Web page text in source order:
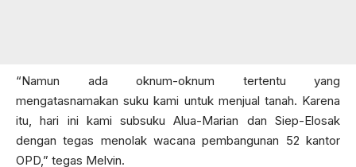
“Namun ada oknum-oknum tertentu yang
mengatasnamakan suku kami untuk menjual tanah. Karena
itu, hari ini kami subsuku Alua-Marian dan Siep-Elosak
dengan tegas menolak wacana pembangunan 52 kantor
OPD,” tegas Melvin.